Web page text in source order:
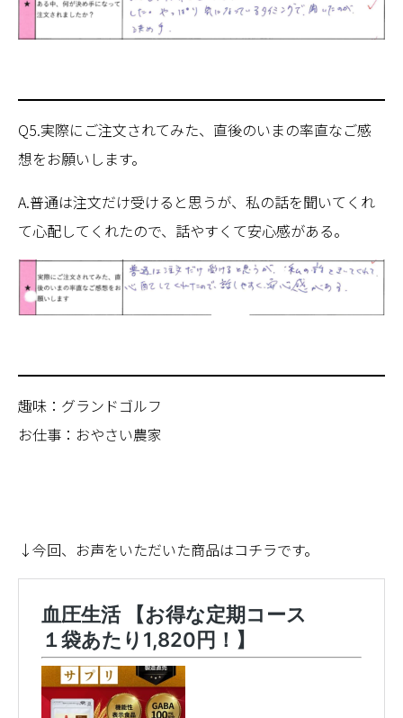
Q5.実際にご注文されてみた、直後のいまの率直なご感
想をお願いします。
A.普通は注文だけ受けると思うが、私の話を聞いてくれ
て心配してくれたので、話やすくて安心感がある。
趣味：グランドゴルフ
お仕事：おやさい農家
↓今回、お声をいただいた商品はコチラです。